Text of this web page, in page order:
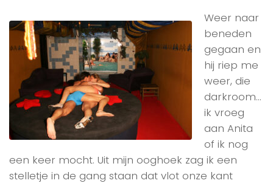
Weer naar
beneden
gegaan en
hij riep me
weer, die
darkroom…
ik vroeg
aan Anita
of ik nog
een keer mocht. Uit mijn ooghoek zag ik een
stelletje in de gang staan dat vlot onze kant